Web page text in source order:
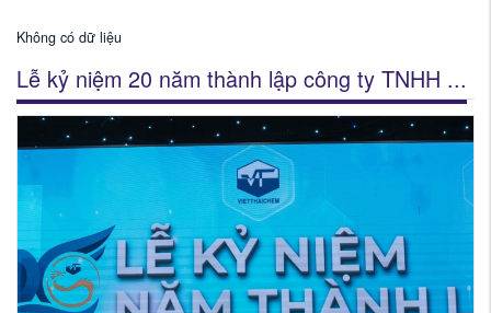
Không có dữ liệu
Lễ kỷ niệm 20 năm thành lập công ty TNHH ...